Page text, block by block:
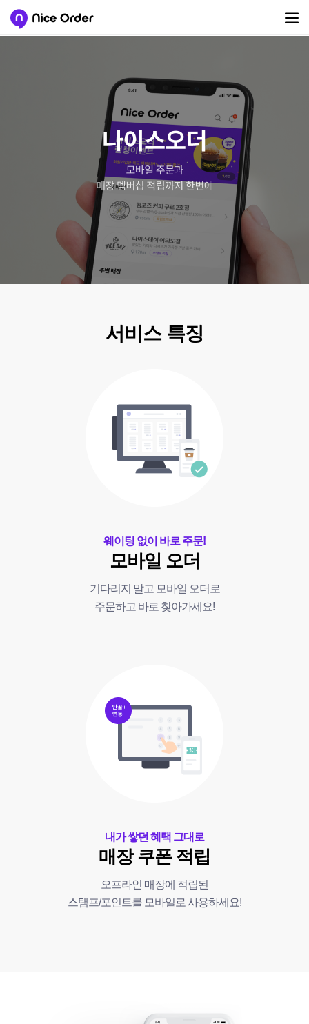
서비스 특징
웨이팅 없이 바로 주문!
모바일 오더
기다리지 말고 모바일 오더로
주문하고 바로 찾아가세요!
내가 쌓던 혜택 그대로
매장 쿠폰 적립
오프라인 매장에 적립된
스탬프/포인트를 모바일로 사용하세요!